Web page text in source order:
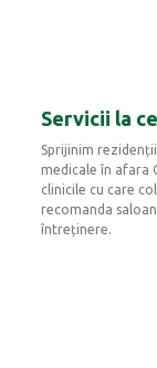
Servicii la
Sprijinim
medicale în afara
clinicile cu care
recomanda
întreținere.